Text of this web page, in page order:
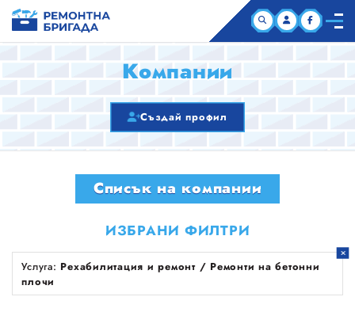
КОМПАНИИ
ЗА НАС
Компании
Създай профил
Списък на компании
ИЗБРАНИ ФИЛТРИ
Услуга: Рехабилитация и ремонт / Ремонти на бетонни
плочи